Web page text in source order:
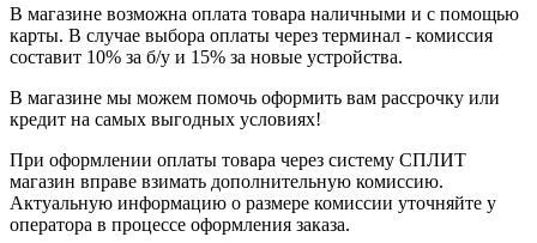
В магазине возможна оплата товара наличными и с помощью
карты. В случае выбора оплаты через терминал - комиссия
составит 10% за б/у и 15% за новые устройства.
В магазине мы можем помочь оформить вам рассрочку или
кредит на самых выгодных условиях!
При оформлении оплаты товара через систему СПЛИТ
магазин вправе взимать дополнительную комиссию.
Актуальную информацию о размере комиссии уточняйте у
оператора в процессе оформления заказа.